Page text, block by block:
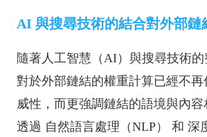
AI 與搜尋技術的結合對外部鏈
隨著人工智慧（AI）與搜尋技術
對於外部鏈結的權重計算已經不
威性，而更強調鏈結的語境與內容
透過 自然語言處理（NLP） 和 深